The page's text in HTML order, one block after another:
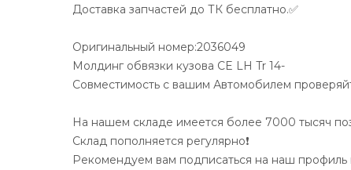
Доставка запчастей до ТК бесплатно.✅
Оригинальный номер:2036049
Молдинг обвязки кузова CE LH Tr 14-
Совместимость с вашим Автомобилем
На нашем складе имеется более 7000 тысяч
Склад пополняется регулярно❗️
Рекомендуем вам подписаться на наш профиль